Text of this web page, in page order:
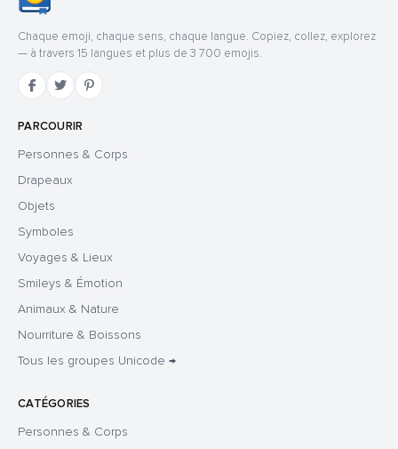
Chaque emoji, chaque sens, chaque langue. Copiez, collez, explorez
— à travers 15 langues et plus de 3 700 emojis.
PARCOURIR
Personnes & Corps
Drapeaux
Objets
Symboles
Voyages & Lieux
Smileys & Émotion
Animaux & Nature
Nourriture & Boissons
Tous les groupes Unicode →
CATÉGORIES
Personnes & Corps